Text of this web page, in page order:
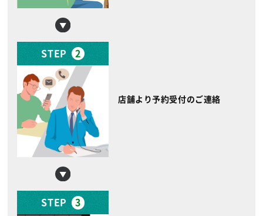
STEP 2
店舗より予約受付のご連絡
STEP 3